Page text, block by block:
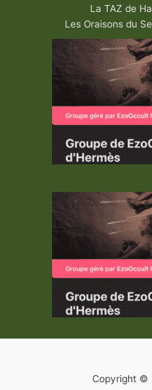
La TAZ de
Les Oraisons du
Copyright ©